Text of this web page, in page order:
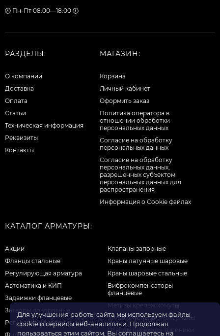
🕗 Пн-Пт 08:00—18:00 🕕
РАЗДЕЛЫ:
О компании
Доставка
Оплата
Статьи
Техническая информация
Реквизиты
Контакты
МАГАЗИН:
Корзина
Личный кабинет
Оформить заказ
Политика оператора в
отношении обработки
персональных данных
Согласие на обработку
персональных данных
Cогласие на обработку
персональных данных,
разрешенных субъектом
персональных данных для
распространения
Информация о Cookie файлах
КАТАЛОГ АРМАТУРЫ:
Акции
Фланцы стальные
Регулирующая арматура
Автоматика и КИП
Задвижки фланцевые
Затворы поворотные
Регуляторы давления воды
Клапаны запорные
Краны латунные шаровые
Краны шаровые стальные
Виброкомпенсаторы
фланцевые
Метизы крепеж хомуты
Уплотнительные материалы
Отводы переходы тройники
Для улучшения работы сайта мы используем файлы
cookie и сервисы веб-аналитики. Продолжая
пользоваться этим сайтом, Вы соглашаетесь на